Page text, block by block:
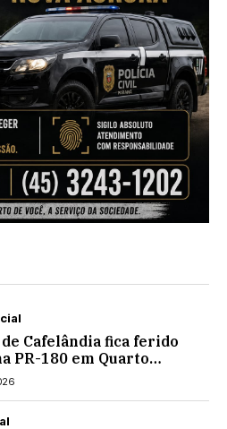
Cafelândia fica ferido
PR-180 em Quarto